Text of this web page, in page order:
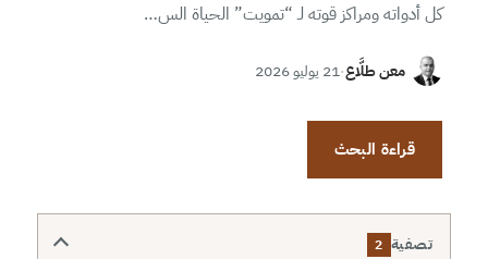
كل أدواته ومراكز قوته لـ “تمويت” الحياة الس…
معن طلَّاع·21 يوليو 2026
قراءة البحث
تصفية 2